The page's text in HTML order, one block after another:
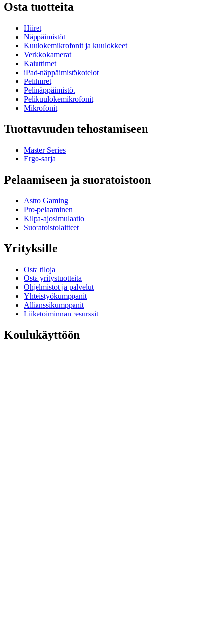
Osta tuotteita
Hiiret
Näppäimistöt
Kuulokemikrofonit ja kuulokkeet
Verkkokamerat
Kaiuttimet
iPad-näppäimistökotelot
Pelihiiret
Pelinäppäimistöt
Pelikuulokemikrofonit
Mikrofonit
Tuottavuuden tehostamiseen
Master Series
Ergo-sarja
Pelaamiseen ja suoratoistoon
Astro Gaming
Pro-pelaaminen
Kilpa-ajosimulaatio
Suoratoistolaitteet
Yrityksille
Osta tiloja
Osta yritystuotteita
Ohjelmistot ja palvelut
Yhteistyökumppanit
Allianssikumppanit
Liiketoiminnan resurssit
Koulukäyttöön